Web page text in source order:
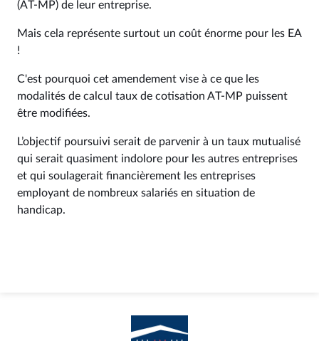
(AT-MP) de leur entreprise.
Mais cela représente surtout un coût énorme pour les EA
!
C'est pourquoi cet amendement vise à ce que les
modalités de calcul taux de cotisation AT-MP puissent
être modifiées.
L’objectif poursuivi serait de parvenir à un taux mutualisé
qui serait quasiment indolore pour les autres entreprises
et qui soulagerait financièrement les entreprises
employant de nombreux salariés en situation de
handicap.